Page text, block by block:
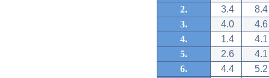
2.
3.4
8.4
3.
4.0
4.6
4.
1.4
4.1
5.
2.6
4.1
6.
4.4
5.2